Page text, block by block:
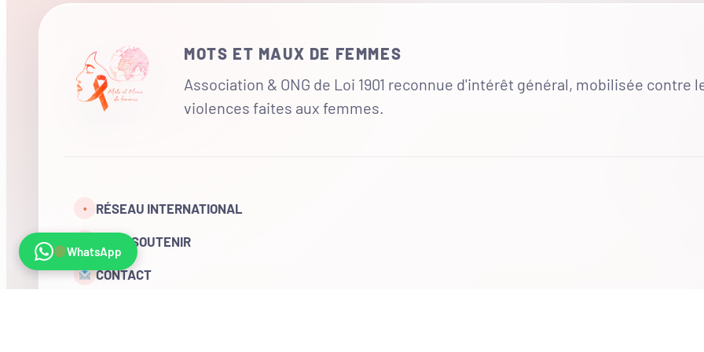
MOTS ET MAUX DE FEMMES
Association & ONG de Loi 1901 reconnue d'intérêt général, mobilisée contre
violences faites aux femmes.
• RÉSEAU INTERNATIONAL
NOUS SOUTENIR
CONTACT
WhatsApp